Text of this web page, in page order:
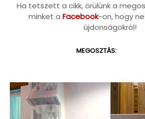
Ha tetszett a cikk, örülünk a
minket a Facebook-on, hogy
újdonságokról!
MEGOSZTÁS: